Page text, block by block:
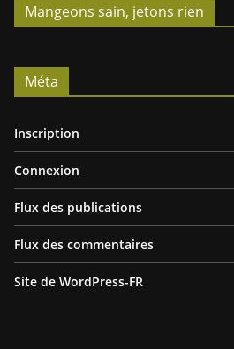
Mangeons sain, jetons rien
Méta
Inscription
Connexion
Flux des publications
Flux des commentaires
Site de WordPress-FR